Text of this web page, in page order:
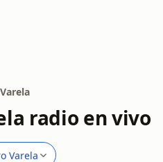
radio en vivo
Varela